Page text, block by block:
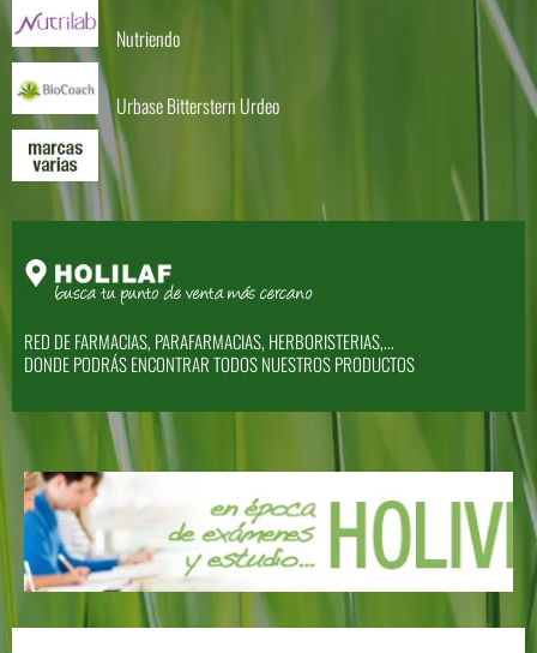
Nutriendo
Urbase Bitterstern Urdeo
RED DE FARMACIAS, PARAFARMACIAS, HERBORISTERIAS,...
DONDE PODRÁS ENCONTRAR TODOS NUESTROS PRODUCTOS